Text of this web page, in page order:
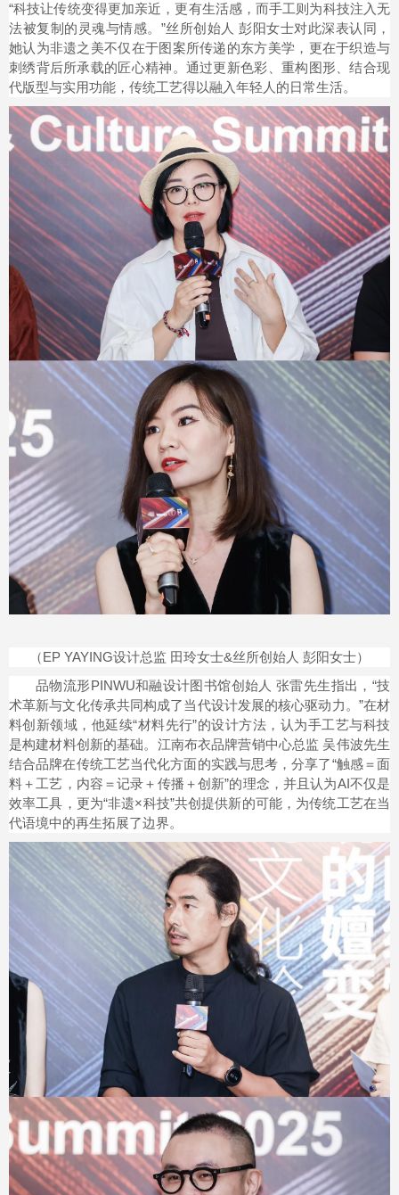
“科技让传统变得更加亲近，更有生活感，而手工则为科技注入无
法被复制的灵魂与情感。”丝所创始人 彭阳女士对此深表认同，
她认为非遗之美不仅在于图案所传递的东方美学，更在于织造与
刺绣背后所承载的匠心精神。通过更新色彩、重构图形、结合现
代版型与实用功能，传统工艺得以融入年轻人的日常生活。
（EP YAYING设计总监 田玲女士&丝所创始人 彭阳女士）
品物流形PINWU和融设计图书馆创始人 张雷先生指出，“技
术革新与文化传承共同构成了当代设计发展的核心驱动力。”在材
料创新领域，他延续“材料先行”的设计方法，认为手工艺与科技
是构建材料创新的基础。江南布衣品牌营销中心总监 吴伟波先生
结合品牌在传统工艺当代化方面的实践与思考，分享了“触感＝面
料＋工艺，内容＝记录＋传播＋创新”的理念，并且认为AI不仅是
效率工具，更为“非遗×科技”共创提供新的可能，为传统工艺在当
代语境中的再生拓展了边界。